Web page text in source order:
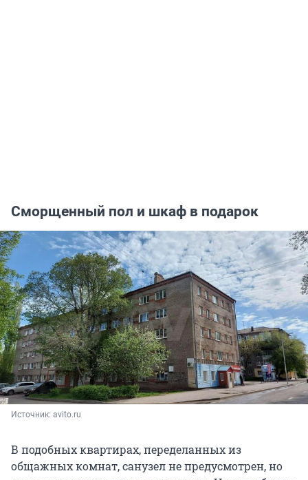
Сморщенный пол и шкаф в подарок
Источник: avito.ru
В подобных квартирах, переделанных из
общажных комнат, санузел не предусмотрен, но